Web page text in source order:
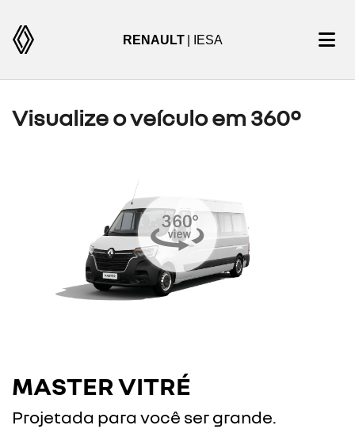
RENAULT | IESA
Visualize o veículo em 360°
MASTER VITRÉ
Projetada para você ser grande.